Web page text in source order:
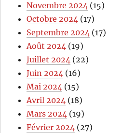
Novembre 2024 (15)
Octobre 2024 (17)
Septembre 2024 (17)
Août 2024 (19)
Juillet 2024 (22)
Juin 2024 (16)
Mai 2024 (15)
Avril 2024 (18)
Mars 2024 (19)
Février 2024 (27)